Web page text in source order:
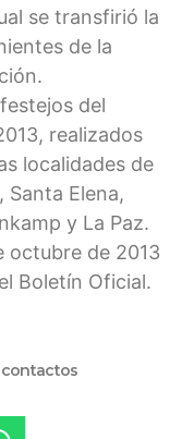
se transfirió la
de la
del
realizados
localidades de
Santa Elena,
y La Paz.
octubre de 2013
Boletín Oficial.